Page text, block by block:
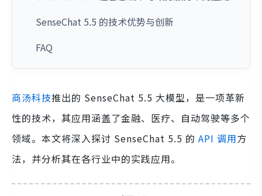
SenseChat 5.5 的技术优势与创新
FAQ
商汤科技推出的 SenseChat 5.5 大模型，是一项革新
性的技术，其应用涵盖了金融、医疗、自动驾驶等多个
领域。本文将深入探讨 SenseChat 5.5 的 API 调用方
法，并分析其在各行业中的实践应用。